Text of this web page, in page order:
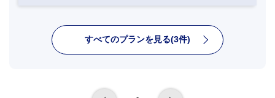
すべてのプランを見る(3件)